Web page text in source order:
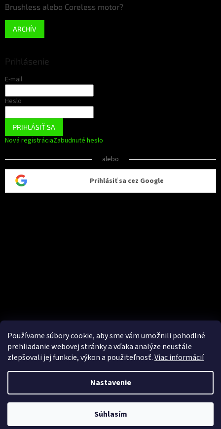
Používame súbory cookie, aby sme vám umožnili pohodlné
prehliadanie webovej stránky a vďaka analýze neustále
zlepšovali jej funkcie, výkon a použiteľnosť.Viac informácií
Nastavenie
Súhlasím
Brushless alebo Coreless motor?
ARCHÍV
Prihlásenie
E-mail
Heslo
PRIHLÁSIŤ SA
Nová registráciaZabudnuté heslo
alebo
Prihlásiť sa cez Google
Vytvoril Shoptet
Odstúpiť od zmluvy